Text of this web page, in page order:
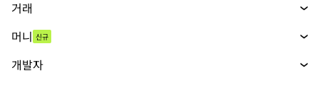
거래
무기한 선물
머니 신규
개발자